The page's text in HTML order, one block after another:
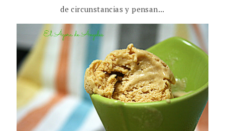
de circunstancias y pensan...